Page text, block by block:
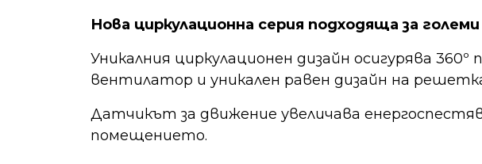
Нова циркулационна серия подходяща за
Уникалния циркулационен дизайн осигурява
вентилатор и уникален равен дизайн на
Датчикът за движение увеличава
помещението.